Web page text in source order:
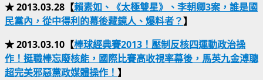
★ 2013.03.28【賴素如、《太極雙星》、李朝卿3案，誰是國
民黨內，從中得利的幕後藏鏡人、爆料者？】
★ 2013.03.10【棒球經典賽2013！壓制反核四運動政治操
作！挺職棒忘廢核能，國際比賽高收視率幕後，馬英九金溥聰
超完美邪惡黨政媒體操作！ 】